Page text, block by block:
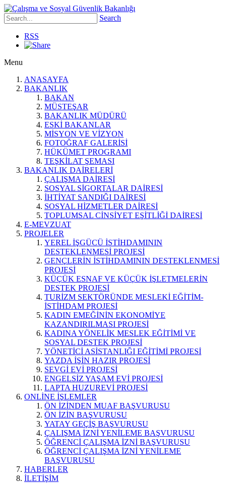
Search
RSS
Menu
ANASAYFA
BAKANLIK
BAKAN
MÜSTEŞAR
BAKANLIK MÜDÜRÜ
ESKİ BAKANLAR
MİSYON VE VİZYON
FOTOĞRAF GALERİSİ
HÜKÜMET PROGRAMI
TEŞKİLAT ŞEMASI
BAKANLIK DAİRELERİ
ÇALIŞMA DAİRESİ
SOSYAL SİGORTALAR DAİRESİ
İHTİYAT SANDIĞI DAİRESİ
SOSYAL HİZMETLER DAİRESİ
TOPLUMSAL CİNSİYET EŞİTLİĞİ DAİRESİ
E-MEVZUAT
PROJELER
YEREL İŞGÜCÜ İSTİHDAMININ
DESTEKLENMESİ PROJESİ
GENÇLERİN İSTİHDAMININ DESTEKLENMESİ
PROJESİ
KÜÇÜK ESNAF VE KÜÇÜK İŞLETMELERİN
DESTEK PROJESİ
TURİZM SEKTÖRÜNDE MESLEKİ EĞİTİM-
İSTİHDAM PROJESİ
KADIN EMEĞİNİN EKONOMİYE
KAZANDIRILMASI PROJESİ
KADINA YÖNELİK MESLEK EĞİTİMİ VE
SOSYAL DESTEK PROJESİ
YÖNETİCİ ASİSTANLIĞI EĞİTİMİ PROJESİ
YAZDA İŞİN HAZIR PROJESİ
SEVGİ EVİ PROJESİ
ENGELSİZ YAŞAM EVİ PROJESİ
LAPTA HUZUREVİ PROJESİ
ONLİNE İŞLEMLER
ÖN İZİNDEN MUAF BAŞVURUSU
ÖN İZİN BAŞVURUSU
YATAY GEÇİŞ BAŞVURUSU
ÇALIŞMA İZNİ YENİLEME BAŞVURUSU
ÖĞRENCİ ÇALIŞMA İZNİ BAŞVURUSU
ÖĞRENCİ ÇALIŞMA İZNİ YENİLEME
BAŞVURUSU
HABERLER
İLETİŞİM